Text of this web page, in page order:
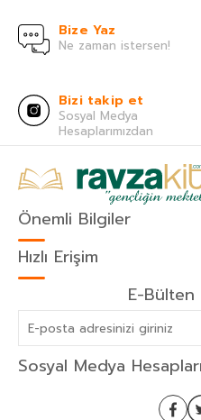
Bize Yaz
Ne zaman istersen!
Bizi takip et
Sosyal Medya
Hesaplarımızdan
Önemli Bilgiler
Hızlı Erişim
E-
Sosyal Medya Hesapları